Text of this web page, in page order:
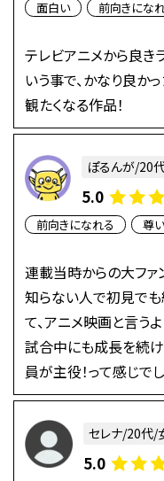
面白い 前向きにな
テレビアニメから良き
いう事で、かなり良か
観たくなる作品！
ぽるんが/20
5.0
前向きになれる 尊い
連載当時からの大ファ
知らない人で初見でも
て、アニメ映画と言う
試合中にも成長を続
員が主役！って感じでし
セレナ/20代/
5.0